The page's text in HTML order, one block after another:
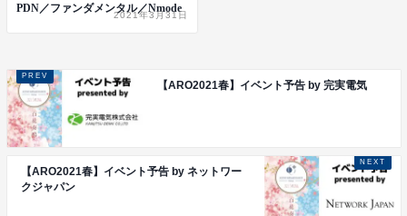
PDN／ファンダメンタル／Nmode
2021年3月31日
【ARO2021春】イベント予告 by 完実電気
【ARO2021春】イベント予告 by ネットワー
クジャパン